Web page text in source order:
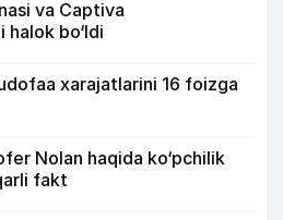
va Captiva
halok bo‘ldi
xarajatlarini 16 foizga
Nolan haqida ko‘pchilik
fakt